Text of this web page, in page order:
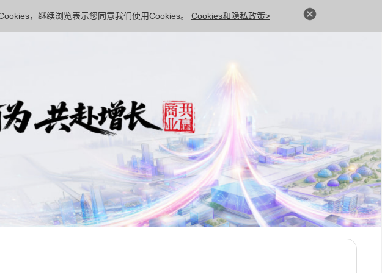
，继续浏览表示您同意我们使用Cookies。 Cookies和隐私政策>